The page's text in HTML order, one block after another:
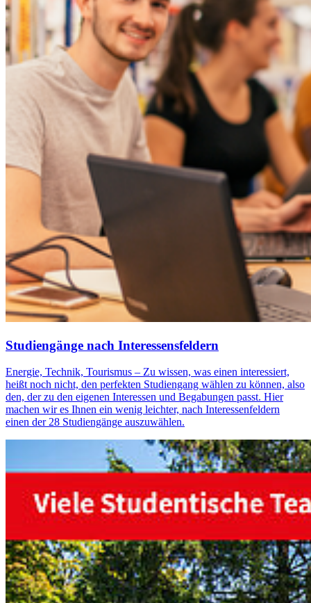
Stu­di­en­gän­ge nach In­ter­es­sens­fel­dern
Energie, Technik, Tourismus – Zu wissen, was einen interessiert,
heißt noch nicht, den perfekten Studiengang wählen zu können, also
den, der zu den eigenen Interessen und Begabungen passt. Hier
machen wir es Ihnen ein wenig leichter, nach Interessenfeldern
einen der 28 Studiengänge auszuwählen.